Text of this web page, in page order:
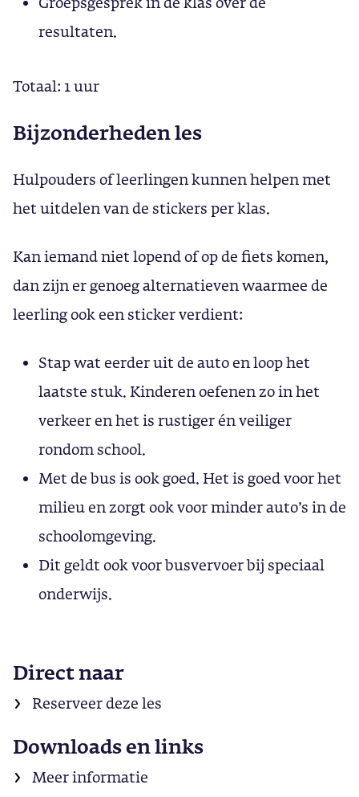
resultaten.
Totaal: 1 uur
Bijzonderheden les
Hulpouders of leerlingen kunnen helpen met
het uitdelen van de stickers per klas.
Kan iemand niet lopend of op de fiets komen,
dan zijn er genoeg alternatieven waarmee de
leerling ook een sticker verdient:
Stap wat eerder uit de auto en loop het
laatste stuk. Kinderen oefenen zo in het
verkeer en het is rustiger én veiliger
rondom school.
Met de bus is ook goed. Het is goed voor het
milieu en zorgt ook voor minder auto’s in de
schoolomgeving.
Dit geldt ook voor busvervoer bij speciaal
onderwijs.
Direct naar
Reserveer deze les
Downloads en links
Meer informatie